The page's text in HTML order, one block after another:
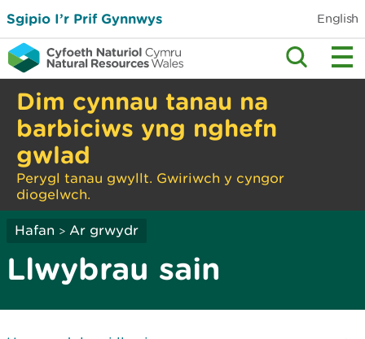
Sgipio I’r Prif Gynnwys English
Dim cynnau tanau na
barbiciws yng nghefn
gwlad
Perygl tanau gwyllt. Gwiriwch y cyngor
diogelwch.
Hafan > Ar grwydr
Llwybrau sain